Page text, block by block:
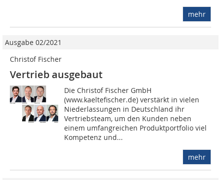
mehr
Ausgabe 02/2021
Christof Fischer
Vertrieb ausgebaut
Die Christof Fischer GmbH
(www.kaeltefischer.de) verstärkt in vielen
Niederlassungen in Deutschland ihr
Vertriebsteam, um den Kunden neben
einem umfangreichen Produktportfolio viel
Kompetenz und...
mehr